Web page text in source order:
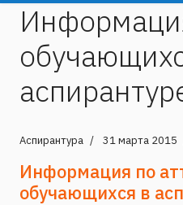
Аспирантура 31 марта 2015
Информация по
обучающихся в